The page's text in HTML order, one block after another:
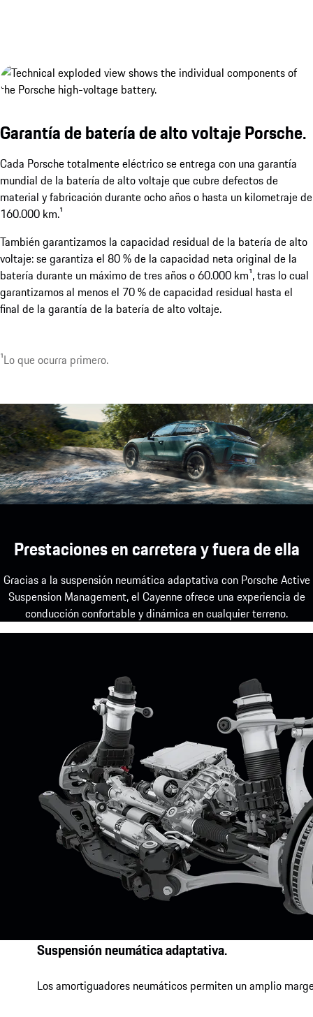
1Disponible opcionalmente con hasta 22 kW.
Mostrar más
Garantía de batería de alto voltaje Porsche.
Cada Porsche totalmente eléctrico se entrega con una garantía
mundial de la batería de alto voltaje que cubre defectos de
material y fabricación durante ocho años o hasta un kilometraje de
160.000 km.¹
También garantizamos la capacidad residual de la batería de alto
voltaje: se garantiza el 80 % de la capacidad neta original de la
batería durante un máximo de tres años o 60.000 km¹, tras lo cual
garantizamos al menos el 70 % de capacidad residual hasta el
final de la garantía de la batería de alto voltaje.
1Lo que ocurra primero.
Prestaciones en carretera y fuera de ella
Gracias a la suspensión neumática adaptativa con Porsche Active
Suspension Management, el Cayenne ofrece una experiencia de
conducción confortable y dinámica en cualquier terreno.
Suspensión neumática adaptativa.
Los amortiguadores neumáticos permiten un amplio